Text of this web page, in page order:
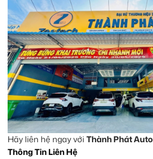
Hãy liên hệ ngay với Thành Phát Auto
Thông Tin Liên Hệ